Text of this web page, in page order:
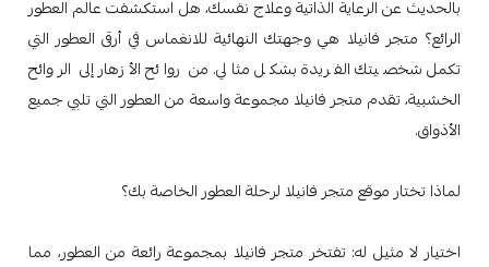
بالحديث عن الرعاية الذاتية وعلاج نفسك، هل استكشفت عالم العطور
الرائع؟ متجر فانيلا هي وجهتك النهائية للانغماس في أرقى العطور التي
تكمل شخصيتك الفريدة بشكل مثالي. من روائح الأزهار إلى الروائح
الخشبية، تقدم متجر فانيلا مجموعة واسعة من العطور التي تلبي جميع
الأذواق.
لماذا تختار موقع متجر فانيلا لرحلة العطور الخاصة بك؟
اختيار لا مثيل له: تفتخر متجر فانيلا بمجموعة رائعة من العطور، مما